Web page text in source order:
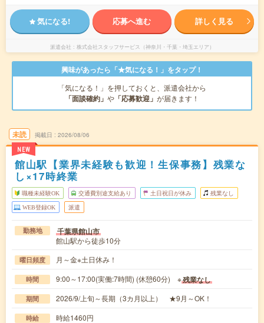
気になる! 応募へ進む 詳しく見る
派遣会社 株式会社スタッフサービス（神奈川・千葉・埼玉エリア）
興味があったら「★気になる！」をタップ！
「気になる！」を押しておくと、派遣会社から
「面談確約」 や 「応募歓迎」 が届きます！
未読
NEW
掲載日 2026/08/06
館山駅【業界未経験も歓迎！生保事務】残業な
し×17時終業
職種未経験OK 交通費別途支給あり 土日祝日が休み 残業なし
WEB登録OK 派遣
勤務地 千葉県館山市
館山駅から徒歩10分
曜日頻度 月～金※土日休み！
時間 9:00～17:00(実働:7時間) (休憩60分) ※残業なし
期間 2026/9/上旬～長期（3カ月以上） ★9月～OK！
時給 時給1460円